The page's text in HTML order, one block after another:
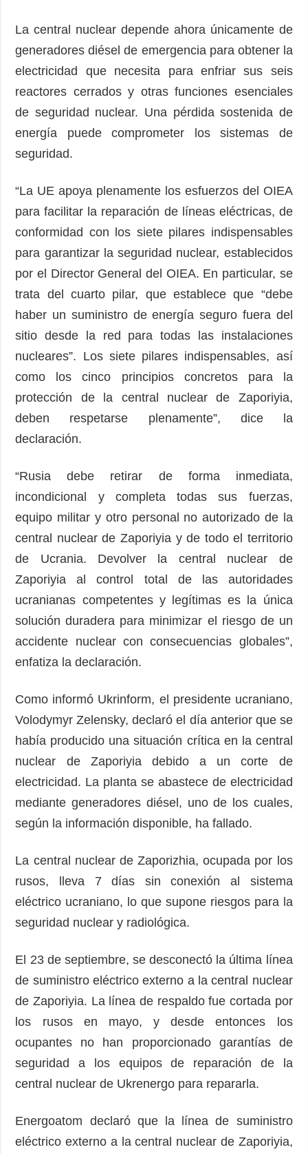
La central nuclear depende ahora únicamente de
generadores diésel de emergencia para obtener la
electricidad que necesita para enfriar sus seis
reactores cerrados y otras funciones esenciales
de seguridad nuclear. Una pérdida sostenida de
energía puede comprometer los sistemas de
seguridad.
“La UE apoya plenamente los esfuerzos del OIEA
para facilitar la reparación de líneas eléctricas, de
conformidad con los siete pilares indispensables
para garantizar la seguridad nuclear, establecidos
por el Director General del OIEA. En particular, se
trata del cuarto pilar, que establece que “debe
haber un suministro de energía seguro fuera del
sitio desde la red para todas las instalaciones
nucleares”. Los siete pilares indispensables, así
como los cinco principios concretos para la
protección de la central nuclear de Zaporiyia,
deben respetarse plenamente”, dice la
declaración.
“Rusia debe retirar de forma inmediata,
incondicional y completa todas sus fuerzas,
equipo militar y otro personal no autorizado de la
central nuclear de Zaporiyia y de todo el territorio
de Ucrania. Devolver la central nuclear de
Zaporiyia al control total de las autoridades
ucranianas competentes y legítimas es la única
solución duradera para minimizar el riesgo de un
accidente nuclear con consecuencias globales”,
enfatiza la declaración.
Como informó Ukrinform, el presidente ucraniano,
Volodymyr Zelensky, declaró el día anterior que se
había producido una situación crítica en la central
nuclear de Zaporiyia debido a un corte de
electricidad. La planta se abastece de electricidad
mediante generadores diésel, uno de los cuales,
según la información disponible, ha fallado.
La central nuclear de Zaporizhia, ocupada por los
rusos, lleva 7 días sin conexión al sistema
eléctrico ucraniano, lo que supone riesgos para la
seguridad nuclear y radiológica.
El 23 de septiembre, se desconectó la última línea
de suministro eléctrico externo a la central nuclear
de Zaporiyia. La línea de respaldo fue cortada por
los rusos en mayo, y desde entonces los
ocupantes no han proporcionado garantías de
seguridad a los equipos de reparación de la
central nuclear de Ukrenergo para repararla.
Energoatom declaró que la línea de suministro
eléctrico externo a la central nuclear de Zaporiyia,